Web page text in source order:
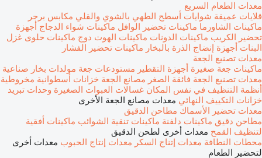
معدات الطعام السريع
قلايات عميقة شوايات أسطح الطهي بالشوي والقلي مكابس برجر
ماكينات الشاورما ماكينات تحضير الوافل ماكينات شواء الدجاج أجهزة
تحضير الكريب ماكينات الدونات ماكينات الهوت دوج ماكينات حلوى غزل
البنات أجهزة إنضاج الذرة بالبخار ماكينات تحضير الفشار
معدات تصنيع الجعة
ماكينات جعة صغيرة أجهزة التقطير مستودعات جعة مولدات بخار صناعية
معدات تصنيع الجعة فائقة الصغر مصانع الجعة خزانات أسطوانية مخروطية
أنظمة التنظيف في نفس المكان غسالات العبوات الصغيرة وحدات تبريد
خزانات التكييف النهائي معدات مصانع الجعة الأخرى
معدات تحضير الأسماك مطاحن الدقيق
مطاحن دقيق ماكينات دلفنة ماكينات تنقية الشوائب ماكينات أفقية
لتنظيف القمح معدات أخرى لطحن الدقيق
محطات النطافة معدات إتناج السكر معدات إنتاج الحبوب معدات أخرى
لتحضير الطعام